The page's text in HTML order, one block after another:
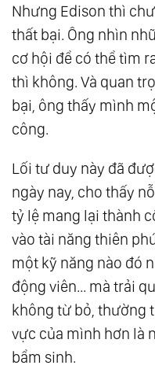
Nhưng Edison thì
thất bại. Ông nhìn
cơ hội để có thể tìm
thì không. Và quan
bại, ông thấy mình
công.
Lối tư duy này đã
ngày nay, cho thấy
tỷ lệ mang lại thành
vào tài năng thiên
một kỹ năng nào đó
động viên... mà trải
không từ bỏ, thường
vực của mình hơn là
bẩm sinh.